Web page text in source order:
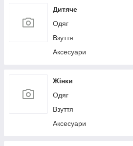
Дитяче
Одяг
Взуття
Аксесуари
Жінки
Одяг
Взуття
Аксесуари